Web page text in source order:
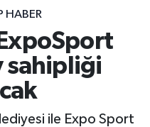
HABER
sahipliği
ile Expo Sport